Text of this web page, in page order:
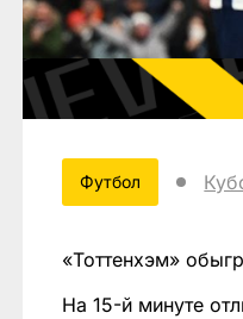
Футбол
«Тоттенхэм»
На 15-й минуте